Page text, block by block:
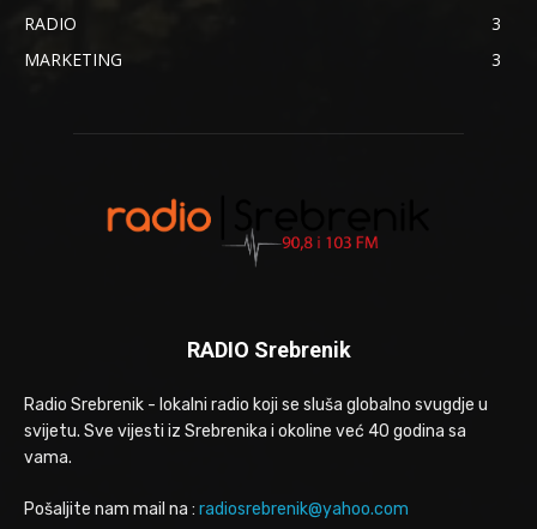
RADIO
3
MARKETING
3
RADIO Srebrenik
Radio Srebrenik - lokalni radio koji se sluša globalno svugdje u
svijetu. Sve vijesti iz Srebrenika i okoline već 40 godina sa
vama.
Pošaljite nam mail na : radiosrebrenik@yahoo.com